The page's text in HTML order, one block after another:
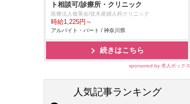
ト相談可/診療所・クリニック
医療法人俊英会/並木産婦人科クリニック
時給1,225円～
アルバイト・パート / 神奈川県
続きはこちら
sponsored by 求人ボックス
人気記事ランキング